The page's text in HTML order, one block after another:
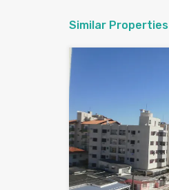
Similar Properties